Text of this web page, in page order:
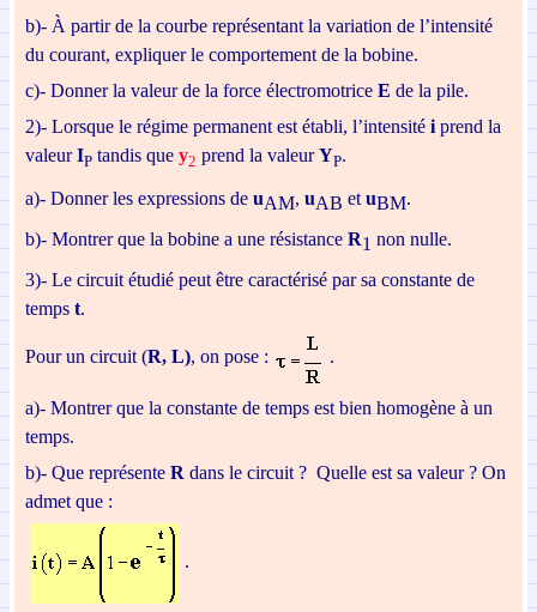
b)- À partir de la courbe représentant la variation de l’intensité
du courant, expliquer le comportement de la bobine.
c)- Donner la valeur de la force électromotrice E de la pile.
2)- Lorsque le régime permanent est établi, l’intensité i prend la
valeurIP tandis que y2 prend la valeurYP.
a)- Donner les expressions de uAM, uAB et uBM.
b)- Montrer que la bobine a une résistance R1 non nulle.
3)- Le circuit étudié peut être caractérisé parsa constante de
temps t.
Pour un circuit (R, L), on pose : .
a)- Montrer que la constante de temps est bien homogène à un
temps.
b)- Que représente R dans le circuit ? Quelle est sa valeur ? On
admet que :
.